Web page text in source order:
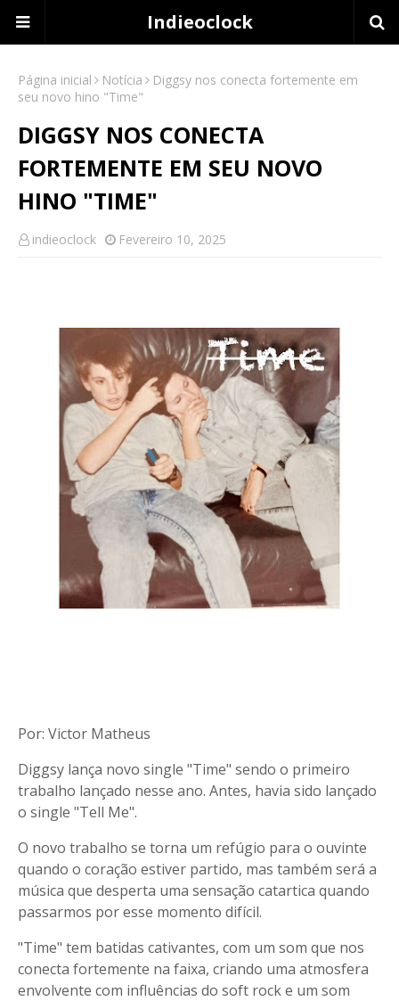
Indieoclock
Página inicial Notícia
Diggsy nos conecta fortemente em
seu novo hino "Time"
DIGGSY NOS CONECTA
FORTEMENTE EM SEU NOVO
HINO "TIME"
indieoclock Fevereiro 10, 2025
Por: Victor Matheus
Diggsy lança novo single "Time" sendo o primeiro
trabalho lançado nesse ano. Antes, havia sido lançado
o single "Tell Me".
O novo trabalho se torna um refúgio para o ouvinte
quando o coração estiver partido, mas também será a
música que desperta uma sensação catartica quando
passarmos por esse momento difícil.
"Time" tem batidas cativantes, com um som que nos
conecta fortemente na faixa, criando uma atmosfera
envolvente com influências do soft rock e um som